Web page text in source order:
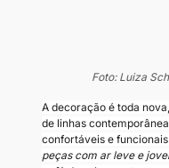
Foto: Luiza
A decoração é toda
de linhas
confortáveis e
peças com ar leve e